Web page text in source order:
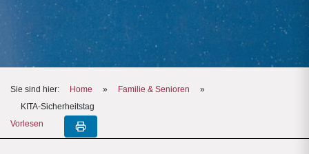
Sie sind hier: Home » Familie & Senioren
»
KITA-Sicherheitstag
Vorlesen